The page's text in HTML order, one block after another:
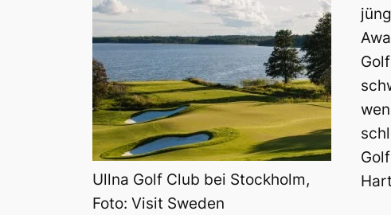
Ullna Golf Club bei Stockholm,
Foto: Visit Sweden